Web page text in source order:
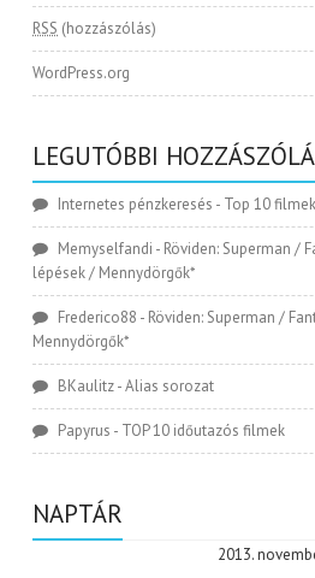
RSS (hozzászólás)
WordPress.org
LEGUTÓBBI
Internetes pénzkeresés - Top 10
Memyselfandi - Röviden: Superman /
lépések / Mennydörgők*
Frederico88 - Röviden: Superman /
Mennydörgők*
BKaulitz-Alias sorozat
Papyrus - TOP 10 időutazós filmek
NAPTÁR
2013.